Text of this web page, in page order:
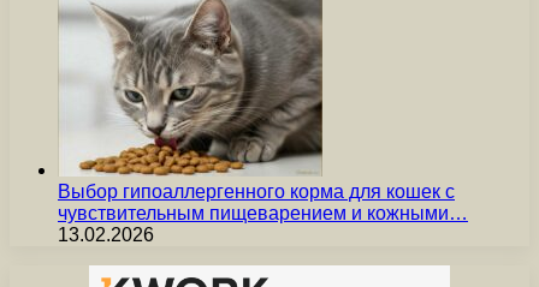
Выбор гипоаллергенного корма для кошек с
чувствительным пищеварением и кожными…
13.02.2026